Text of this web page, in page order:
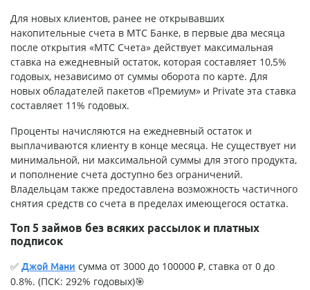
Для новых клиентов, ранее не открывавших
накопительные счета в МТС Банке, в первые два месяца
после открытия «МТС Счета» действует максимальная
ставка на ежедневный остаток, которая составляет 10,5%
годовых, независимо от суммы оборота по карте. Для
новых обладателей пакетов «Премиум» и Private эта ставка
составляет 11% годовых.
Проценты начисляются на ежедневный остаток и
выплачиваются клиенту в конце месяца. Не существует ни
минимальной, ни максимальной суммы для этого продукта,
и пополнение счета доступно без ограничений.
Владельцам также предоставлена возможность частичного
снятия средств со счета в пределах имеющегося остатка.
Топ 5 займов без всяких рассылок и платных
подписок
✅ Джой Мани сумма от 3000 до 100000 ₽, ставка от 0 до
0.8%. (ПСК: 292% годовых)🎯